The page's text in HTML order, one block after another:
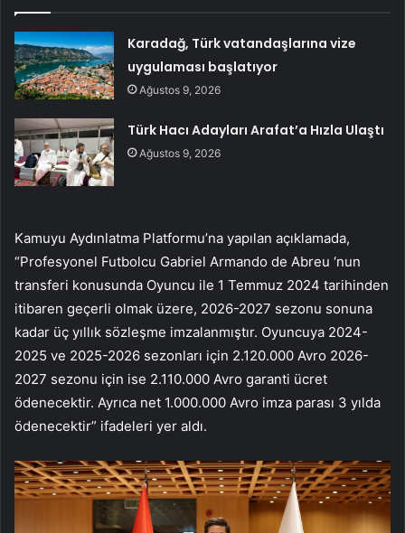
Karadağ, Türk vatandaşlarına vize
uygulaması başlatıyor
Ağustos 9, 2026
Türk Hacı Adayları Arafat’a Hızla Ulaştı
Ağustos 9, 2026
Kamuyu Aydınlatma Platformu’na yapılan açıklamada,
“Profesyonel Futbolcu Gabriel Armando de Abreu ‘nun
transferi konusunda Oyuncu ile 1 Temmuz 2024 tarihinden
itibaren geçerli olmak üzere, 2026-2027 sezonu sonuna
kadar üç yıllık sözleşme imzalanmıştır. Oyuncuya 2024-
2025 ve 2025-2026 sezonları için 2.120.000 Avro 2026-
2027 sezonu için ise 2.110.000 Avro garanti ücret
ödenecektir. Ayrıca net 1.000.000 Avro imza parası 3 yılda
ödenecektir” ifadeleri yer aldı.